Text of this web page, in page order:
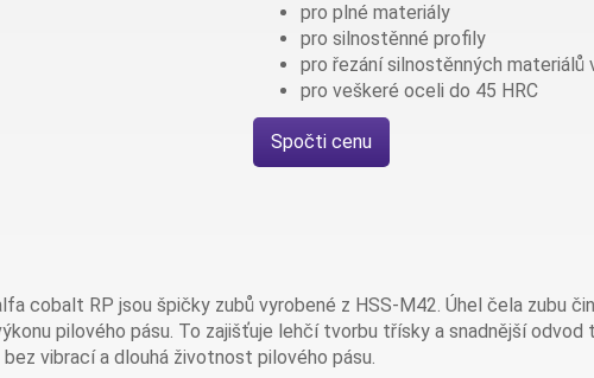
pro plné materiály
pro silnostěnné profily
pro řezání silnostěnných materiálů
pro veškeré oceli do 45 HRC
Spočti cenu
cobalt RP jsou špičky zubů vyrobené z HSS-M42. Úhel čela zubu
pilového pásu. To zajišťuje lehčí tvorbu třísky a snadnější odvod
vibrací a dlouhá životnost pilového pásu.